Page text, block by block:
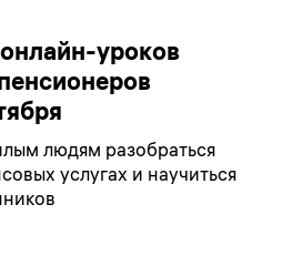
уроков
людям разобраться
услугах и научиться